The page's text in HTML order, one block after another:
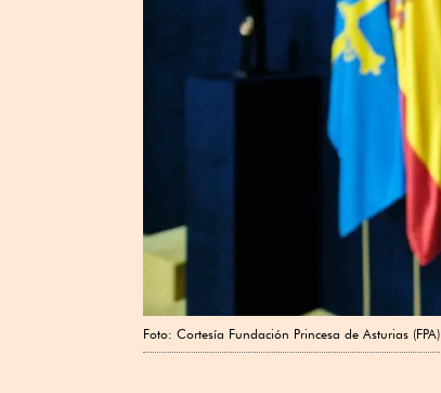
Foto: Cortesía Fundación Princesa de Asturias (FPA)